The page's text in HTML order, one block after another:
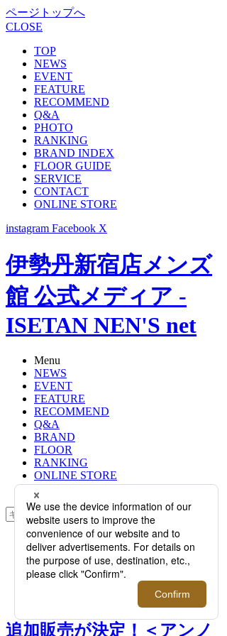
ページトップへ
CLOSE
TOP
NEWS
EVENT
FEATURE
RECOMMEND
Q&A
PHOTO
RANKING
BRAND INDEX
FLOOR GUIDE
SERVICE
CONTACT
ONLINE STORE
instagram Facebook X
伊勢丹新宿店メンズ
館 公式メディア -
ISETAN NEN'S net
Menu
NEWS
EVENT
FEATURE
RECOMMEND
Q&A
BRAND
FLOOR
RANKING
ONLINE STORE
SERVICE
検索
TOP
PHOTO
追加販売が決定！＜アンノウンプロ
ダクツ＞｜人気の伊勢丹限定レザー
ペーパーバッグが登場！
追加販売が決定！＜アンノ